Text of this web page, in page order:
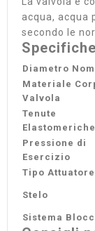
acqua, acqua
secondo le
Diametro
Materiale
Valvola
Tenute
Elastomeriche
Pressione di
Esercizio
Tipo Attuatore
Stelo
Sistema